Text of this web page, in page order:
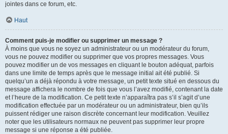
jointes dans ce forum, etc.
Haut
Comment puis-je modifier ou supprimer un message ?
À moins que vous ne soyez un administrateur ou un modérateur du forum,
vous ne pouvez modifier ou supprimer que vos propres messages. Vous
pouvez modifier un de vos messages en cliquant le bouton adéquat, parfois
dans une limite de temps après que le message initial ait été publié. Si
quelqu’un a déjà répondu à votre message, un petit texte situé en dessous du
message affichera le nombre de fois que vous l’avez modifié, contenant la date
et l’heure de la modification. Ce petit texte n’apparaîtra pas s’il s’agit d’une
modification effectuée par un modérateur ou un administrateur, bien qu’ils
puissent rédiger une raison discrète concernant leur modification. Veuillez
noter que les utilisateurs normaux ne peuvent pas supprimer leur propre
message si une réponse a été publiée.